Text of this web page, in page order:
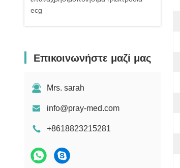
ecg
Της εισβολής καλώδιο πίεσης του
μη της εισβολής μανσέτα πίεσης του
Εξαρτήματα εξοπλισμού
Επικοινωνήστε μαζί μας
Mrs. sarah
info@pray-med.com
+8618823215281